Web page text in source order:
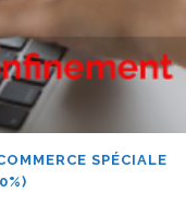
SPÉCIALE